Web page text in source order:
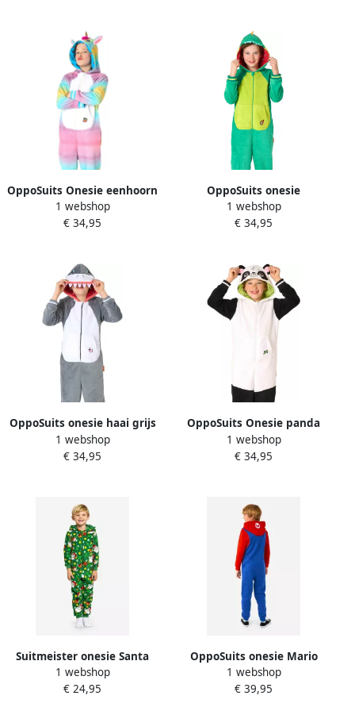
OppoSuits Onesie eenhoorn
regenboog
1 webshop
€ 34,95
OppoSuits onesie
dinosaurus groen
lichtgroen oranje
1 webshop
€ 34,95
OppoSuits onesie haai grijs
wit
1 webshop
€ 34,95
OppoSuits Onesie panda
1 webshop
€ 34,95
Suitmeister onesie Santa
Elves met all over print
groen Jongens Polyester
1 webshop
€ 24,95
OppoSuits onesie Mario
blauw rood
1 webshop
€ 39,95